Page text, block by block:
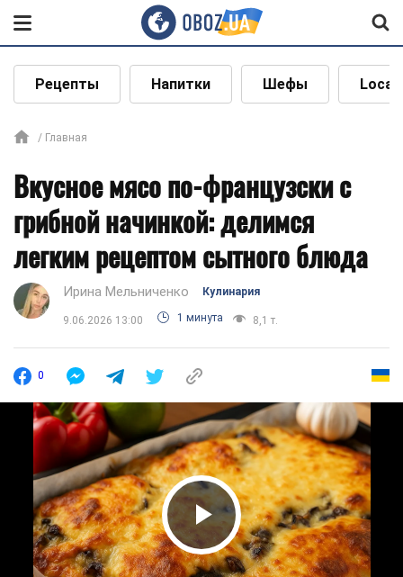
Рецепты Напитки Шефы Local
Главная
Вкусное мясо по-французски с
грибной начинкой: делимся
легким рецептом сытного блюда
Ирина Мельниченко Кулинария
9.06.2026 13:00 1 минута 8,1 т.
0
Play Video